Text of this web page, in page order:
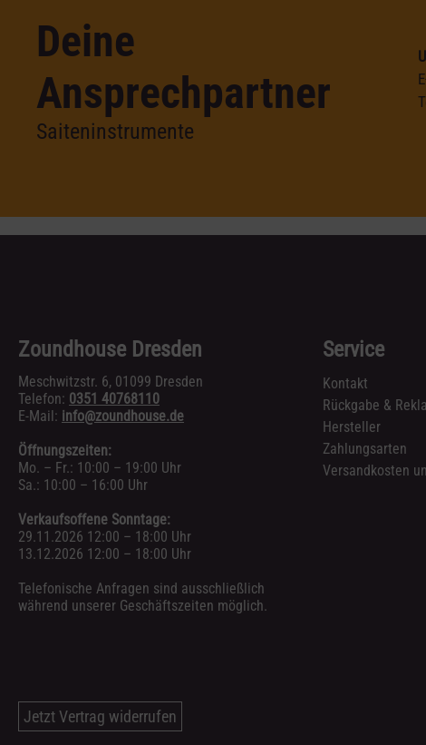
Deine
Ansprechpartner
Saiteninstrumente
Zoundhouse Dresden
Meschwitzstr. 6, 01099 Dresden
Telefon: 0351 40768110
E-Mail: info@zoundhouse.de
Öffnungszeiten:
Mo. – Fr.: 10:00 – 19:00 Uhr
Sa.: 10:00 – 16:00 Uhr
Verkaufsoffene Sonntage:
29.11.2026 12:00 – 18:00 Uhr
13.12.2026 12:00 – 18:00 Uhr
Telefonische Anfragen sind ausschließlich
während unserer Geschäftszeiten möglich.
Service
Kontakt
Rückgabe &
Hersteller
Zahlungsarten
Versandkosten
Jetzt Vertrag widerrufen